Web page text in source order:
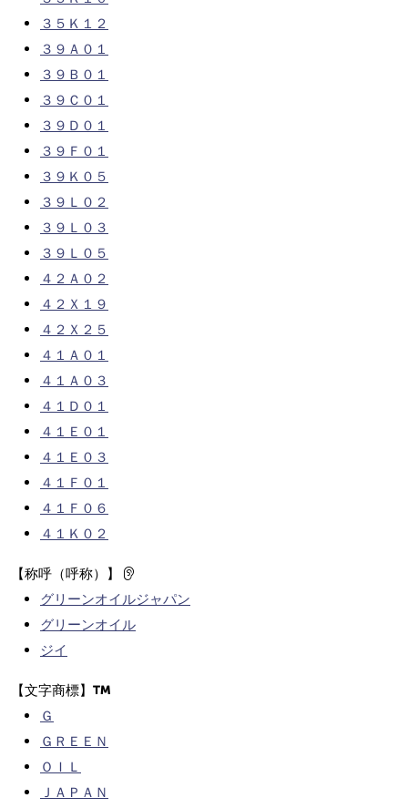
３５Ｋ１２
３９Ａ０１
３９Ｂ０１
３９Ｃ０１
３９Ｄ０１
３９Ｆ０１
３９Ｋ０５
３９Ｌ０２
３９Ｌ０３
３９Ｌ０５
４２Ａ０２
４２Ｘ１９
４２Ｘ２５
４１Ａ０１
４１Ａ０３
４１Ｄ０１
４１Ｅ０１
４１Ｅ０３
４１Ｆ０１
４１Ｆ０６
４１Ｋ０２
【称呼（呼称）】
グリーンオイルジャパン
グリーンオイル
ジイ
【文字商標】
Ｇ
ＧＲＥＥＮ
ＯＩＬ
ＪＡＰＡＮ